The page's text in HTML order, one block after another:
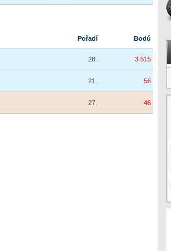
Pořadí Bodů
28. 3 515
21. 56
27. 46